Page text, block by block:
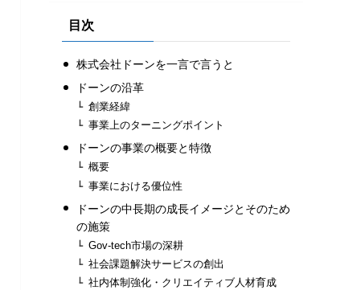
目次
株式会社ドーンを一言で言うと
ドーンの沿革
創業経緯
事業上のターニングポイント
ドーンの事業の概要と特徴
概要
事業における優位性
ドーンの中長期の成長イメージとそのため
の施策
Gov-tech市場の深耕
社会課題解決サービスの創出
社内体制強化・クリエイティブ人材育成